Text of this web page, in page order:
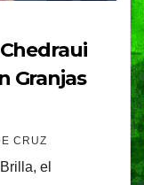
Granjas
CRUZ
el